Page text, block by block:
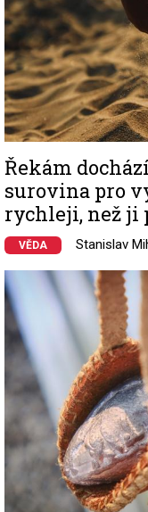
Řekám
surovina pro
rychleji, než ji
VĚDA Stanislav
Image